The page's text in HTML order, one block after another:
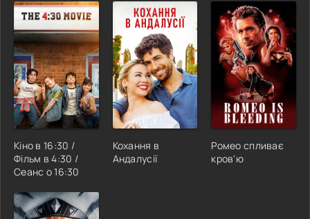
Кіно в 16:30 /
Фільм в 4:30 /
Сеанс о 16:30
Кохання в
Андалусії
Ромео спливає
кров'ю